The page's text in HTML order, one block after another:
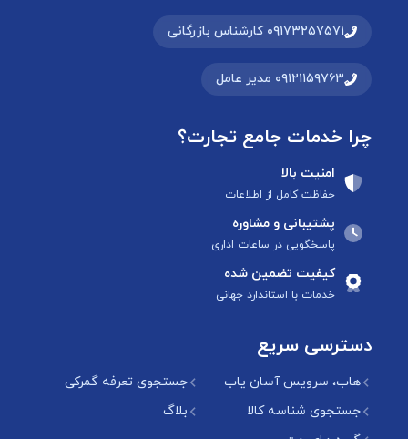
۰۹۱۷۳۲۵۷۵۷۱ کارشناس بازرگانی
۰۹۱۲۱۱۵۹۷۶۳ مدیر عامل
چرا خدمات جامع تجارت؟
امنیت بالا
حفاظت کامل از اطلاعات
پشتیبانی و مشاوره
پاسخگویی در ساعات اداری
کیفیت تضمین شده
خدمات با استاندارد جهانی
دسترسی سریع
هاب، سرویس آسان یاب
جستجوی تعرفه گمرکی
جستجوی شناسه کالا
بلاگ